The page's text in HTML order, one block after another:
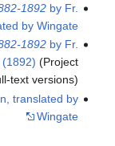
1892by Fr.
by Wingate
1892by Fr.
(Project
text versions)
translated by
Wingate